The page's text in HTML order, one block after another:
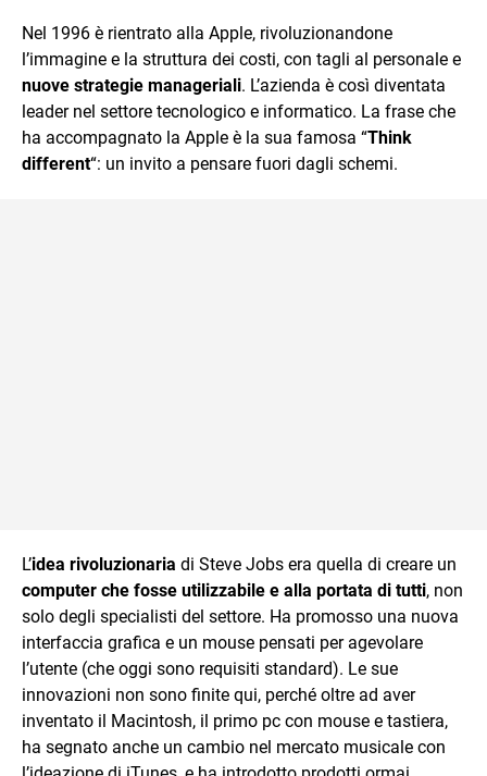
Nel 1996 è rientrato alla Apple, rivoluzionandone
l’immagine e la struttura dei costi, con tagli al personale e
nuove strategie manageriali. L’azienda è così diventata
leader nel settore tecnologico e informatico. La frase che
ha accompagnato la Apple è la sua famosa “Think
different“: un invito a pensare fuori dagli schemi.
L’idea rivoluzionaria di Steve Jobs era quella di creare un
computer che fosse utilizzabile e alla portata di tutti, non
solo degli specialisti del settore. Ha promosso una nuova
interfaccia grafica e un mouse pensati per agevolare
l’utente (che oggi sono requisiti standard). Le sue
innovazioni non sono finite qui, perché oltre ad aver
inventato il Macintosh, il primo pc con mouse e tastiera,
ha segnato anche un cambio nel mercato musicale con